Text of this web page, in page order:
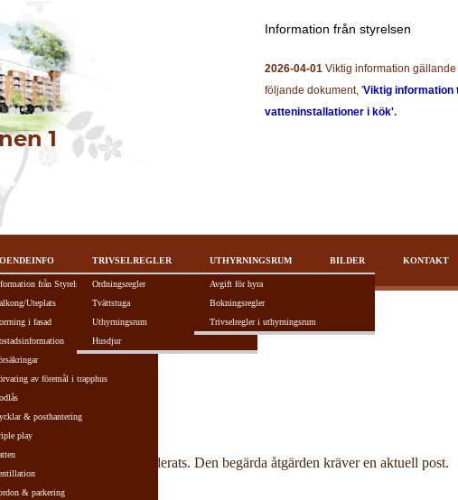
Information från styrelsen
2026-04-01 Viktig information
följande dokument, 'Viktig information
vatteninstallationer i kök'.
från Styrelsen
Uteplats
i fasad
av föremål i trapphus
& posthantering
play
& parkering
TRIVSELREGLER
Ordningsregler
Tvättstuga
Uthyrningsrum
Husdjur
UTHYRNINGSRUM
Avgift för hyra
Bokningsregler
Trivselregler i uthyrningsrum
BILDER KONTAKT
alternativt F5-tangenten.
så har aktuell post raderats. Den begärda åtgärden kräver en aktuell post.